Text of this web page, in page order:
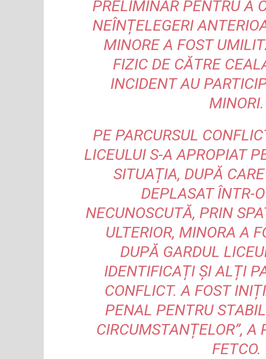
PRELIMINAR PENTRU A
NEÎNȚELEGERI
MINORE A FOST
FIZIC DE CĂTRE
INCIDENT AU
MINORI.
PE PARCURSUL
LICEULUI S-A APROPIAT
SITUAȚIA, DUPĂ
DEPLASAT ÎNTR-
NECUNOSCUTĂ, PRIN
ULTERIOR, MINORA A
DUPĂ GARDUL
IDENTIFICAȚI ȘI ALȚI
CONFLICT. A FOST
PENAL PENTRU
CIRCUMSTANȚELOR”, A
FETCO.